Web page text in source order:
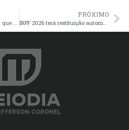
Núcleo de facção criminosa que atuava no tráfico entre Manaus e Parintins é desarticulado pela PC-AM
PRÓXIMO
IRPF 2026 terá restituição automática para pequenos contribuintes